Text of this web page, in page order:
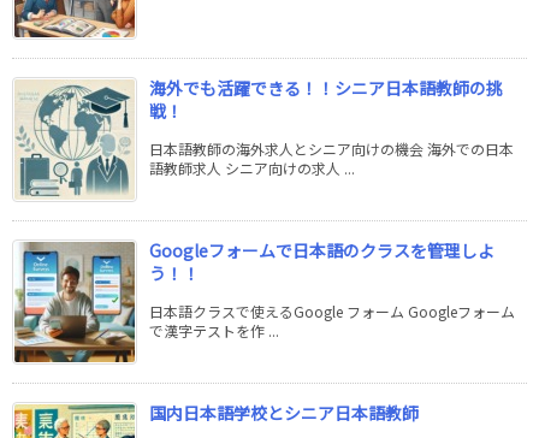
海外でも活躍できる！！シニア日本語教師の挑
戦！
日本語教師の海外求人とシニア向けの機会 海外での日本
語教師求人 シニア向けの求人 ...
Googleフォームで日本語のクラスを管理しよ
う！！
日本語クラスで使えるGoogle フォーム Googleフォーム
で漢字テストを作 ...
国内日本語学校とシニア日本語教師